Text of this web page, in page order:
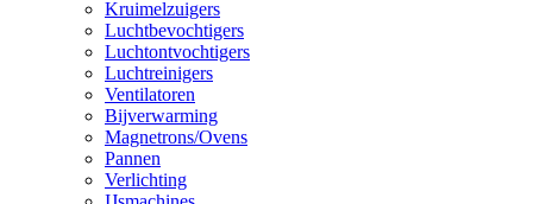
Kruimelzuigers
Luchtbevochtigers
Luchtontvochtigers
Luchtreinigers
Ventilatoren
Bijverwarming
Magnetrons/Ovens
Pannen
Verlichting